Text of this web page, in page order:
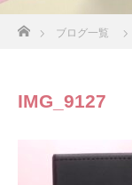
ブログ一覧
IMG_9127